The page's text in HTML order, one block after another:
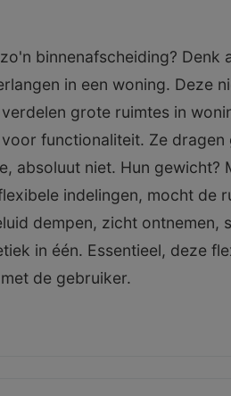
binnenafscheiding? Denk
in een woning. Deze
grote ruimtes in
functionaliteit. Ze
absoluut niet. Hun gewicht?
indelingen, mocht de
dempen, zicht
in één. Essentieel, deze
de gebruiker.